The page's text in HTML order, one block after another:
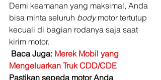
Demi keamanan yang maksimal, Anda
bisa minta seluruh body motor tertutup
kecuali di bagian rodanya saja saat
kirim motor.
Baca Juga: Merek Mobil yang
Mengeluarkan Truk CDD/CDE
Pastikan sepeda motor Anda